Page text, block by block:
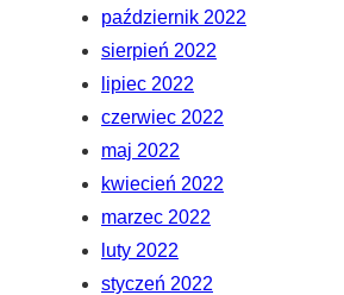
październik 2022
sierpień 2022
lipiec 2022
czerwiec 2022
maj 2022
kwiecień 2022
marzec 2022
luty 2022
styczeń 2022